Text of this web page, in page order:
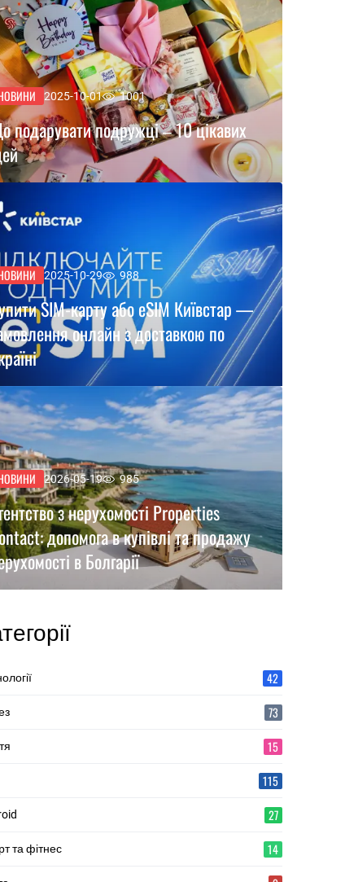
2025-10-01 1001
подарувати подружці – 10 цікавих
2025-10-29 988
SIM-карту або eSIM Київстар —
онлайн з доставкою по
2026-05-19 985
з нерухомості Properties
допомога в купівлі та продажу
в Болгарії
42
73
15
115
27
та фітнес 14